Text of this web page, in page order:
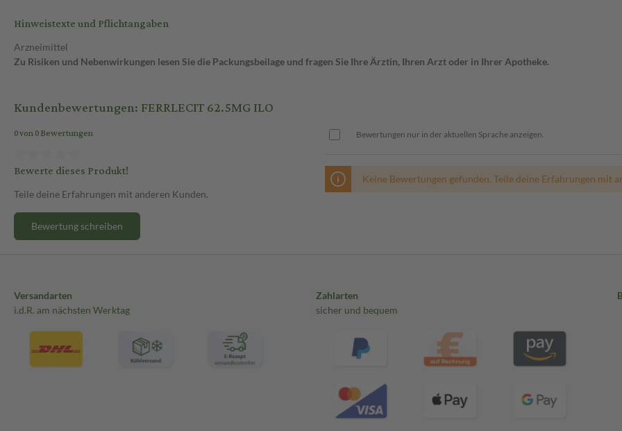
Hinweistexte und Pflichtangaben
Arzneimittel
Zu Risiken und Nebenwirkungen lesen Sie die Packungsbeilage und fragen Sie Ihre Ärztin, Ihren Arzt oder in Ihrer Apotheke.
Kundenbewertungen: FERRLECIT 62.5MG ILO
0 von 0 Bewertungen
Bewerte dieses Produkt!
Teile deine Erfahrungen mit anderen Kunden.
Bewertung schreiben
Bewertungen nur in der aktuellen Sprache anzeigen.
Keine Bewertungen gefunden. Teile deine Erfahrungen mit
Versandarten
i.d.R. am nächsten Werktag
Zahlarten
sicher und bequem